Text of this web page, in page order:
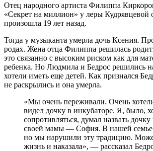
Отец народного артиста Филиппа
«Секрет на миллион» у леры Кудрявцевой
произошла 19 лет назад.
Тогда у музыканта умерла дочь Ксения.
родах. Жена отца Филиппа решилась
это связанно с высоким риском как для
ребенка. Но Людмила и Бедрос решились
хотели иметь еще детей. Как признался
не раскрылись и она умерла.
«Мы очень переживали. Очень
видел дочку в инкубаторе. Я, было,
сопротивляться, думал назвать
своей мамы — София. В нашей семье
но мы нарушили эту традицию.
жизнь и наказала», — рассказал